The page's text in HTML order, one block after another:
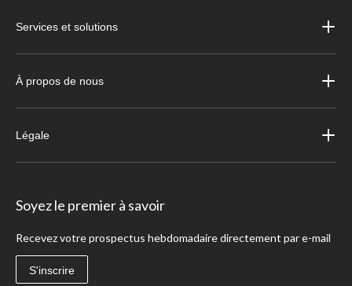
Services et solutions
À propos de nous
Légale
Soyez le premier à savoir
Recevez votre prospectus hebdomadaire directement par e-mail
S'inscrire